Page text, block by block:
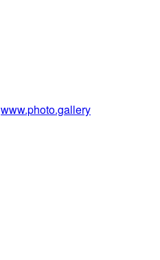
www.photo.gallery